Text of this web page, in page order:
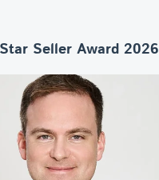
Seller Award 2026